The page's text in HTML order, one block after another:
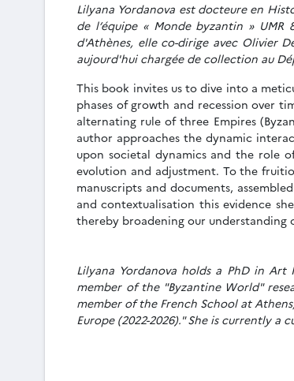
Lilyana Yordanova est docteure en
de l’équipe « Monde byzantin »
d'Athènes, elle co-dirige avec Olivier
aujourd'hui chargée de collection au
This book invites us to dive into a
phases of growth and recession over
alternating rule of three Empires
author approaches the dynamic
upon societal dynamics and the role
evolution and adjustment. To the
manuscripts and documents,
and contextualisation this evidence
thereby broadening our understanding
Lilyana Yordanova holds a PhD in
member of the "Byzantine World"
member of the French School at
Europe (2022-2026)." She is currently